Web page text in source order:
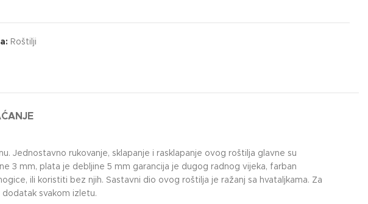
Roštilji
Jednostavno rukovanje, sklapanje i rasklapanje ovog roštilja glavne su
3 mm, plata je debljine 5 mm garancija je dugog radnog vijeka, farban
ili koristiti bez njih. Sastavni dio ovog roštilja je ražanj sa hvataljkama. Za
svakom izletu.